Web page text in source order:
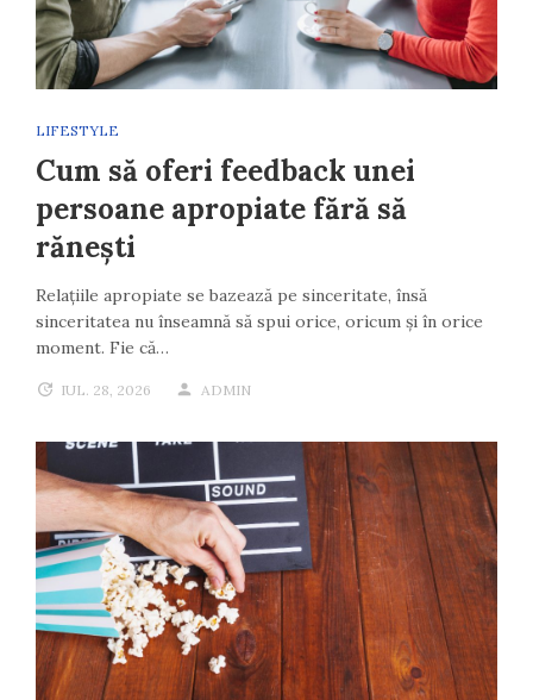
LIFESTYLE
Cum să oferi feedback unei
persoane apropiate fără să
rănești
Relațiile apropiate se bazează pe sinceritate, însă
sinceritatea nu înseamnă să spui orice, oricum și în orice
moment. Fie că…
IUL. 28, 2026 ADMIN